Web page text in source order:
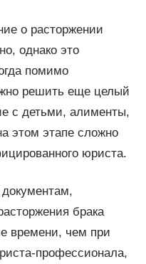
о расторжении
однако это
помимо
решить еще целый
с детьми, алименты,
этом этапе сложно
юриста.
брака
времени, чем при
профессионала,